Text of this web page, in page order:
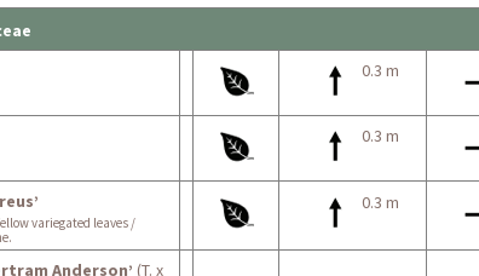
0.3 m
0.3 m
variegated leaves /
0.3 m
Anderson’ (T. x